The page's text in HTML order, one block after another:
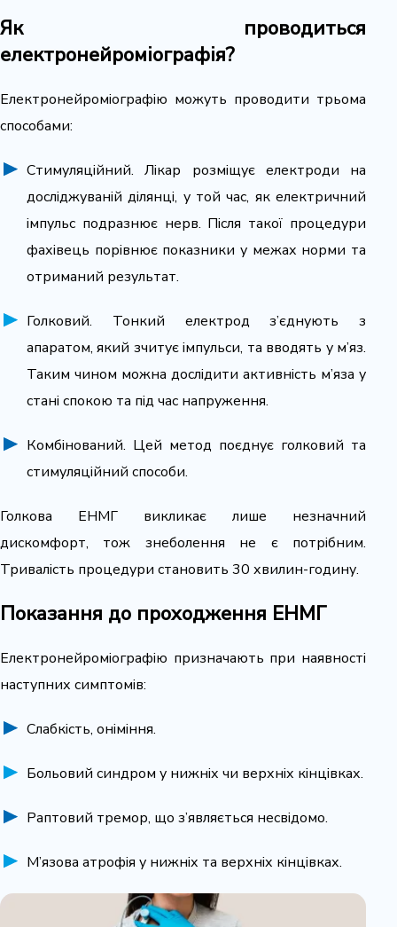
Як проводиться
електронейроміографія?
Електронейроміографію можуть проводити трьома
способами:
Стимуляційний. Лікар розміщує електроди на
досліджуваній ділянці, у той час, як електричний
імпульс подразнює нерв. Після такої процедури
фахівець порівнює показники у межах норми та
отриманий результат.
Голковий. Тонкий електрод з’єднують з
апаратом, який зчитує імпульси, та вводять у м’яз.
Таким чином можна дослідити активність м’яза у
стані спокою та під час напруження.
Комбінований. Цей метод поєднує голковий та
стимуляційний способи.
Голкова ЕНМГ викликає лише незначний
дискомфорт, тож знеболення не є потрібним.
Тривалість процедури становить 30 хвилин-годину.
Показання до проходження ЕНМГ
Електронейроміографію призначають при наявності
наступних симптомів:
Слабкість, оніміння.
Больовий синдром у нижніх чи верхніх кінцівках.
Раптовий тремор, що з’являється несвідомо.
М’язова атрофія у нижніх та верхніх кінцівках.